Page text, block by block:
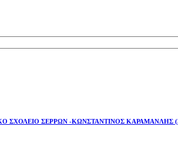
ΣΧΟΛΕΙΟ ΣΕΡΡΩΝ -ΚΩΝΣΤΑΝΤΙΝΟΣ ΚΑΡΑΜΑΝΛΗΣ